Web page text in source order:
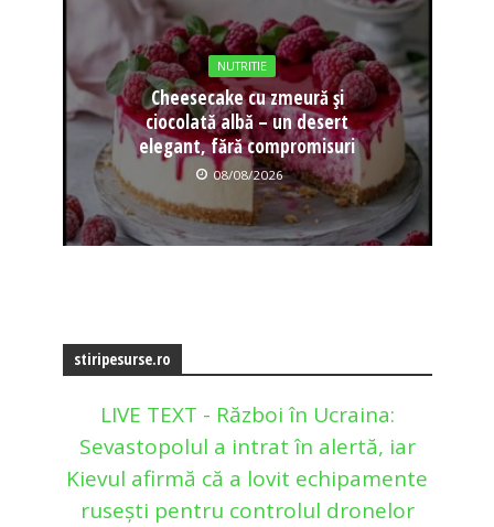
NUTRITIE
Cheesecake cu zmeură și
ciocolată albă – un desert
elegant, fără compromisuri
08/08/2026
stiripesurse.ro
LIVE TEXT - Război în Ucraina:
Sevastopolul a intrat în alertă, iar
Kievul afirmă că a lovit echipamente
rusești pentru controlul dronelor